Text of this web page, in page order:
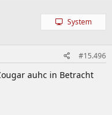
System
#15.496
auhc in Betracht